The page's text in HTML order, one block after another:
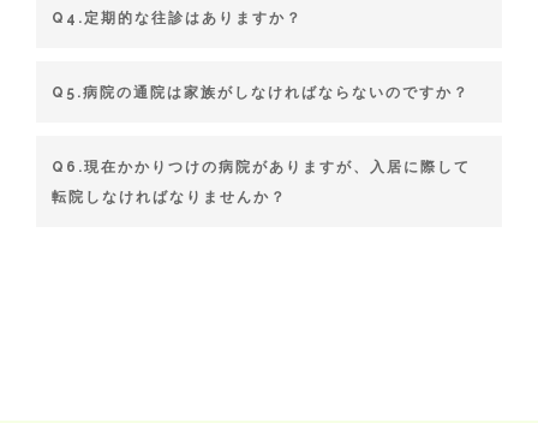
Q4.定期的な往診はありますか？
Q5.病院の通院は家族がしなければならないのですか？
Q6.現在かかりつけの病院がありますが、入居に際して
転院しなければなりませんか？